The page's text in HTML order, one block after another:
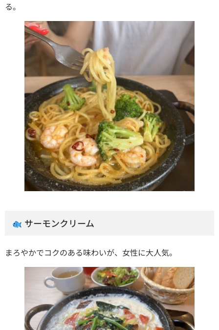
る。
サーモンクリーム
まろやかでコクのある味わいが、女性に大人気。